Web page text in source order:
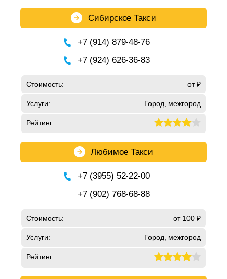
Сибирское Такси
+7 (914) 879-48-76
+7 (924) 626-36-83
Стоимость: от ₽
Услуги: Город, межгород
Рейтинг:
Любимое Такси
+7 (3955) 52-22-00
+7 (902) 768-68-88
Стоимость: от 100 ₽
Услуги: Город, межгород
Рейтинг: